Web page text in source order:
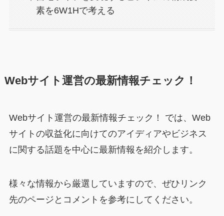
素を6W1Hで考える
Webサイト運営の最新情報チェック！
Webサイト運営の最新情報チェック！ では、Web
サイトの収益化に向けてのアイディアやビジネス
に関する話題を中心に最新情報を紹介します。
様々な情報から厳選していますので、ぜひリンク
先のページとコメントを参考にしてください。